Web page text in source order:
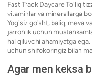
Fast Track Daycare To'liq
vitaminlar va minerallarga
Yog'siz go'sht, baliq, meva
jarrohlik uchun
hal qiluvchi ahamiyatga
uchun shifokoringiz bilan
Agar men keksa